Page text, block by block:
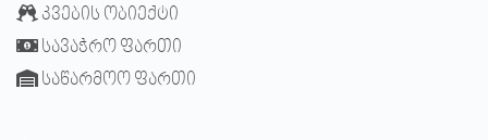
კვების ობიექტი
სავაჭრო ფართი
საწარმოო ფართი